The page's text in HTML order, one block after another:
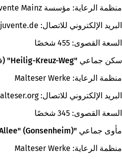
منظمة الرعاية: مؤسسة Juvente Mainz
البريد الإلكتروني للاتصال: de
السعة القصوى: 455 شخصًا
سكن جماعي "Heilig-Kreuz-Weg" (فايزناو)
منظمة الرعاية: Malteser Werke
البريد الإلكتروني للاتصال:org
السعة القصوى: 345 شخصًا
مأوى جماعي "Isaac-Fulda-Allee" (Gonsenheim)
منظمة الرعاية: Malteser Werke